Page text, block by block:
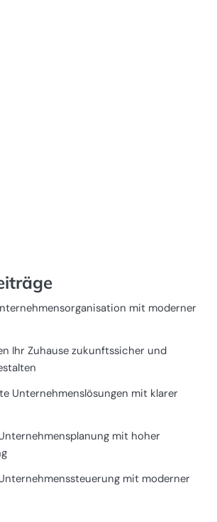
mit moderner
Ihr Zuhause zukunftssicher und
Unternehmenslösungen mit klarer
mit hoher
mit moderner